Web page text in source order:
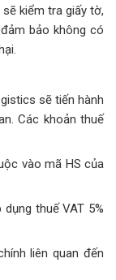
kiểm tra giấy tờ,
bảo không có
sẽ tiến hành
Các khoản thuế
vào mã HS của
dụng thuế VAT 5%
liên quan đến